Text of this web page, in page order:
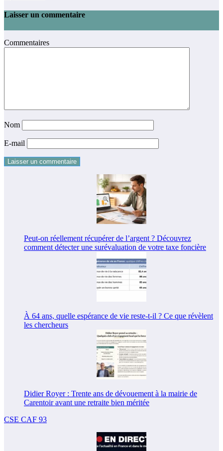
Laisser un commentaire
Commentaires
Nom
E-mail
Peut-on réellement récupérer de l’argent ? Découvrez
comment détecter une surévaluation de votre taxe foncière
À 64 ans, quelle espérance de vie reste-t-il ? Ce que révèlent
les chercheurs
Didier Royer : Trente ans de dévouement à la mairie de
Carentoir avant une retraite bien méritée
CSE CAF 93